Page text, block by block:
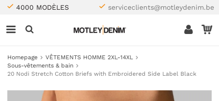
4000 MODÈLES serviceclients@motleydenim.be
Homepage
VÊTEMENTS HOMME 2XL-14XL
Sous-vêtements & bain
20 Nodi Stretch Cotton Briefs with Embroidered Side Label Black